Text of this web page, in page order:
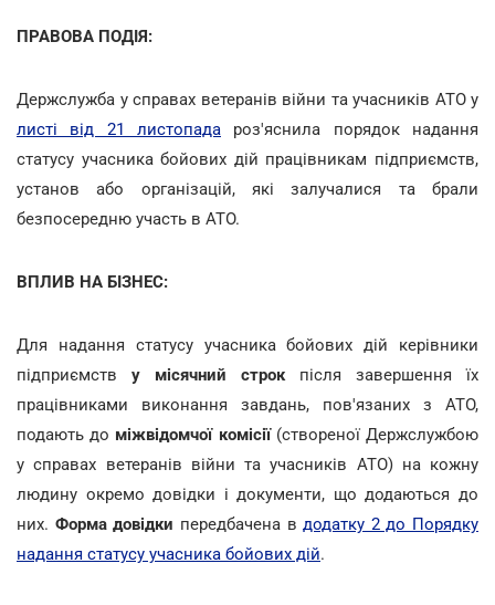
ПРАВОВА ПОДІЯ:
Держслужба у справах ветеранів війни та учасників АТО у
листі від 21 листопада роз'яснила порядок надання
статусу учасника бойових дій працівникам підприємств,
установ або організацій, які залучалися та брали
безпосередню участь в АТО.
ВПЛИВ НА БІЗНЕС:
Для надання статусу учасника бойових дій керівники
підприємств у місячний строкпісля завершення їх
працівниками виконання завдань, пов'язаних з АТО,
подають до міжвідомчої комісії (створеної Держслужбою
у справах ветеранів війни та учасників АТО) на кожну
людину окремо довідки і документи, що додаються до
них. Форма довідки передбачена вдодатку 2 до Порядку
надання статусу учасника бойових дій.